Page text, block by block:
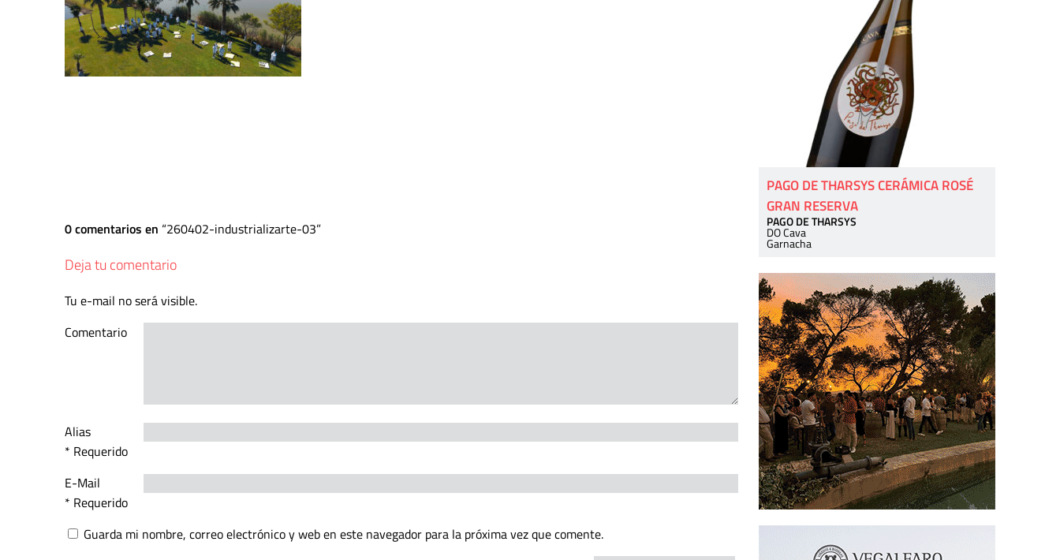
0 comentarios en 260402-industrializarte-03
Deja tu comentario
Tu e-mail no será visible.
Comentario
Alias
* Requerido
E-Mail
* Requerido
Guarda mi nombre, correo electrónico y web en este navegador para la próxima vez que comente.
PAGO DE THARSYS CERÁMICA ROSÉ
GRAN RESERVA
PAGO DE THARSYS
DO Cava
Garnacha